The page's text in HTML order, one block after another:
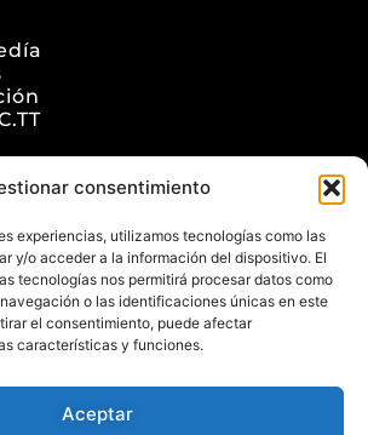
consentimiento
experiencias, utilizamos tecnologías como las
y/o acceder a la información del dispositivo. El
tecnologías nos permitirá procesar datos como
o las identificaciones únicas en este
el consentimiento, puede afectar
características y funciones.
Aceptar